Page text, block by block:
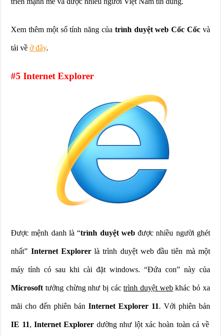
Xem thêm một số tính năng của trình duyệt web Cốc Cốcvà
tải vềở đây.
#5 Internet Explorer
Được mệnh danh là “trình duyệt webđược nhiều người ghét
nhất” Internet Explorerlà trình duyệt web đầu tiên mà một
máy tính có sau khi cài đặt windows. “Đứa con” này của
Microsoft tưởng chừng như bị cáctrình duyệt webkhác bỏ xa
mãi cho đến phiên bản Internet Explorer 11. Với phiên bản
IE 11,Internet Explorer dường như lột xác hoàn toàn cả về